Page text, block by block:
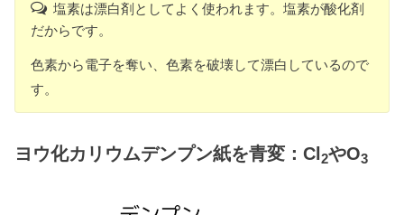
塩素は漂白剤としてよく使われます。塩素が酸化剤
だからです。
色素から電子を奪い、色素を破壊して漂白しているので
す。
ヨウ化カリウムデンプン紙を青変：Cl2やO3